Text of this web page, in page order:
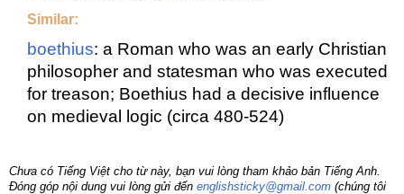
Similar:
boethius: a Roman who was an early Christian
philosopher and statesman who was executed
for treason; Boethius had a decisive influence
on medieval logic (circa 480-524)
Chưa có Tiếng Việt cho từ này, bạn vui lòng tham khảo bản Tiếng Anh.
Đóng góp nội dung vui lòng gửi đến englishsticky@gmail.com (chúng tôi